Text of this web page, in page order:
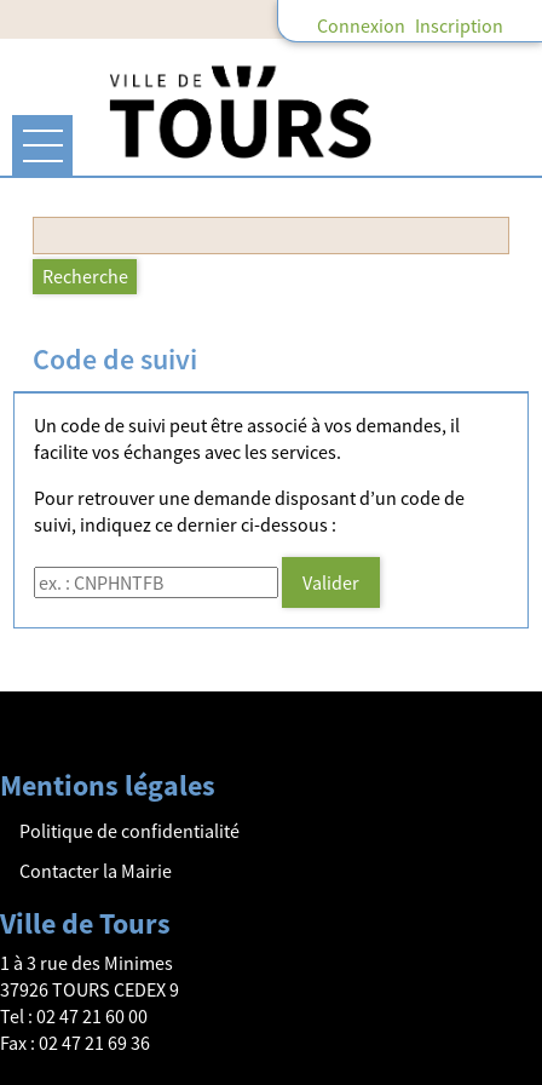
Connexion Inscription
Ouvrir le menu
Accueil
Mon compte
Mes abonnements
Mes demandes
Recherche
Code de suivi
Un code de suivi peut être associé à vos demandes, il
facilite vos échanges avec les services.
Pour retrouver une demande disposant d’un code de
suivi, indiquez ce dernier ci-dessous :
Code de suivi
Valider
Mentions légales
Politique de confidentialité
Contacter la Mairie
Ville de Tours
1 à 3 rue des Minimes
37926 TOURS CEDEX 9
Tel : 02 47 21 60 00
Fax : 02 47 21 69 36